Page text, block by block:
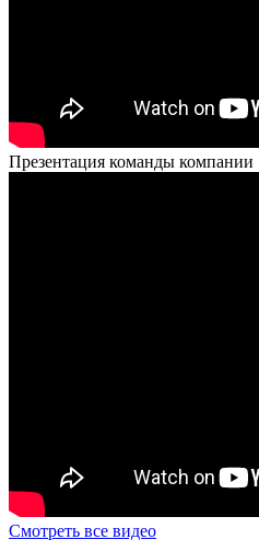
Презентация команды компании
Смотреть все видео